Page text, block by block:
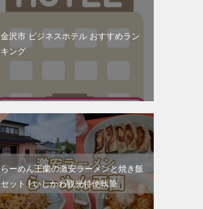
金沢市 ビジネスホテル おすすめラン
キング
らーめん王蘭の激安ラーメンと焼き飯
セット | いしかわ観光特使執筆